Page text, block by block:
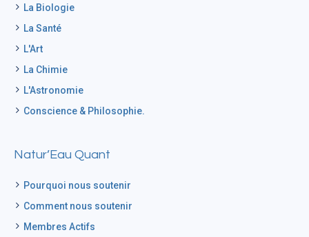
La Biologie
La Santé
L'Art
La Chimie
L'Astronomie
Conscience & Philosophie.
Natur’Eau Quant
Pourquoi nous soutenir
Comment nous soutenir
Membres Actifs